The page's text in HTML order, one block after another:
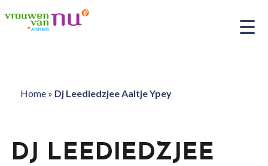
Home» Dj Leediedzjee Aaltje Ypey
DJ LEEDIEDZJEE